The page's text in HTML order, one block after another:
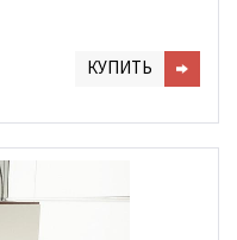
КУПИТЬ